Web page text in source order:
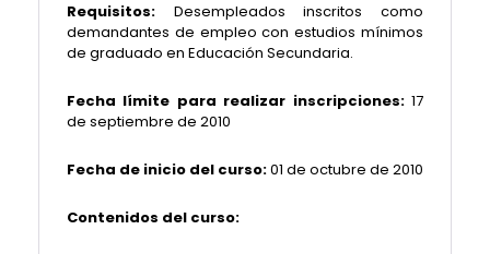
Requisitos: Desempleados inscritos como
demandantes de empleo con estudios mínimos
de graduado en Educación Secundaria.
Fecha límite para realizar inscripciones:17
de septiembre de 2010
Fecha de inicio del curso:01 de octubre de 2010
Contenidos del curso: